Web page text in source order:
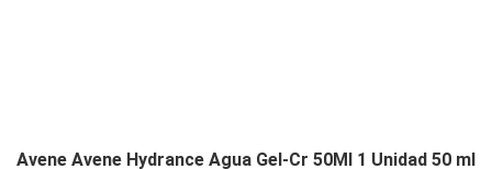
Avene Avene Hydrance Agua Gel-Cr 50Ml 1 Unidad 50 ml